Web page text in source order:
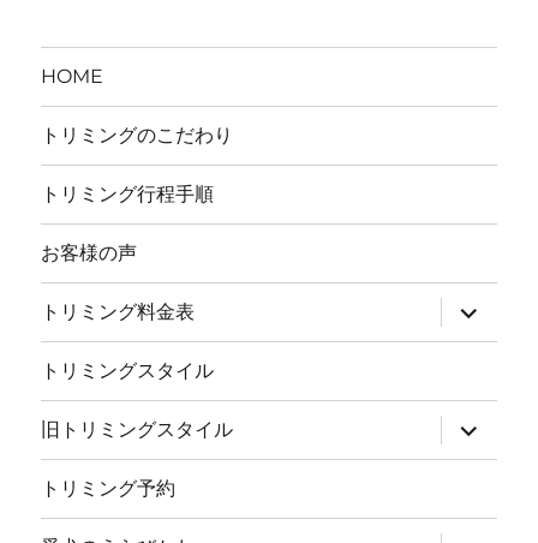
ン
HOME
トリミングのこだわり
トリミング行程手順
お客様の声
トリミング料金表
サ
ブ
メ
ー
を
展
開
トリミングスタイル
旧トリミングスタイル
サ
ブ
メ
ー
を
トリミング予約